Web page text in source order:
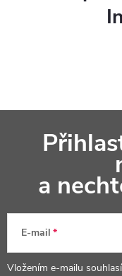
a
a
E-mail
Vložením e-mailu